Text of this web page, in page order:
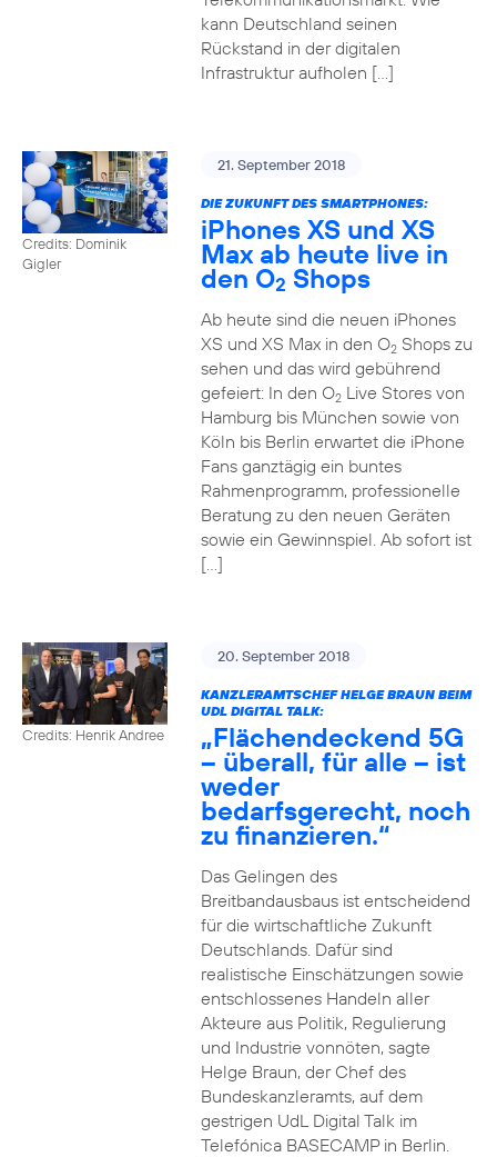
kann Deutschland seinen
Rückstand in der digitalen
Infrastruktur aufholen […]
Credits: Dominik
Gigler
21. September 2018
DIE ZUKUNFT DES SMARTPHONES:
iPhones XS und XS
Max ab heute live in
den O2 Shops
Ab heute sind die neuen iPhones
XS und XS Max in den O2Shops zu
sehen und das wird gebührend
gefeiert: In den O2Live Stores von
Hamburg bis München sowie von
Köln bis Berlin erwartet die iPhone
Fans ganztägig ein buntes
Rahmenprogramm, professionelle
Beratung zu den neuen Geräten
sowie ein Gewinnspiel. Ab sofort ist
[…]
Credits: Henrik Andree
20. September 2018
KANZLERAMTSCHEF HELGE BRAUN BEIM
UDL DIGITAL TALK:
„Flächendeckend 5G
– überall, für alle – ist
weder
bedarfsgerecht, noch
zu finanzieren.“
Das Gelingen des
Breitbandausbaus ist entscheidend
für die wirtschaftliche Zukunft
Deutschlands. Dafür sind
realistische Einschätzungen sowie
entschlossenes Handeln aller
Akteure aus Politik, Regulierung
und Industrie vonnöten, sagte
Helge Braun, der Chef des
Bundeskanzleramts, auf dem
gestrigen UdL Digital Talk im
Telefónica BASECAMP in Berlin.